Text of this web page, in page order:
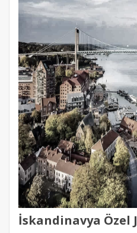
İskandinavya Özel